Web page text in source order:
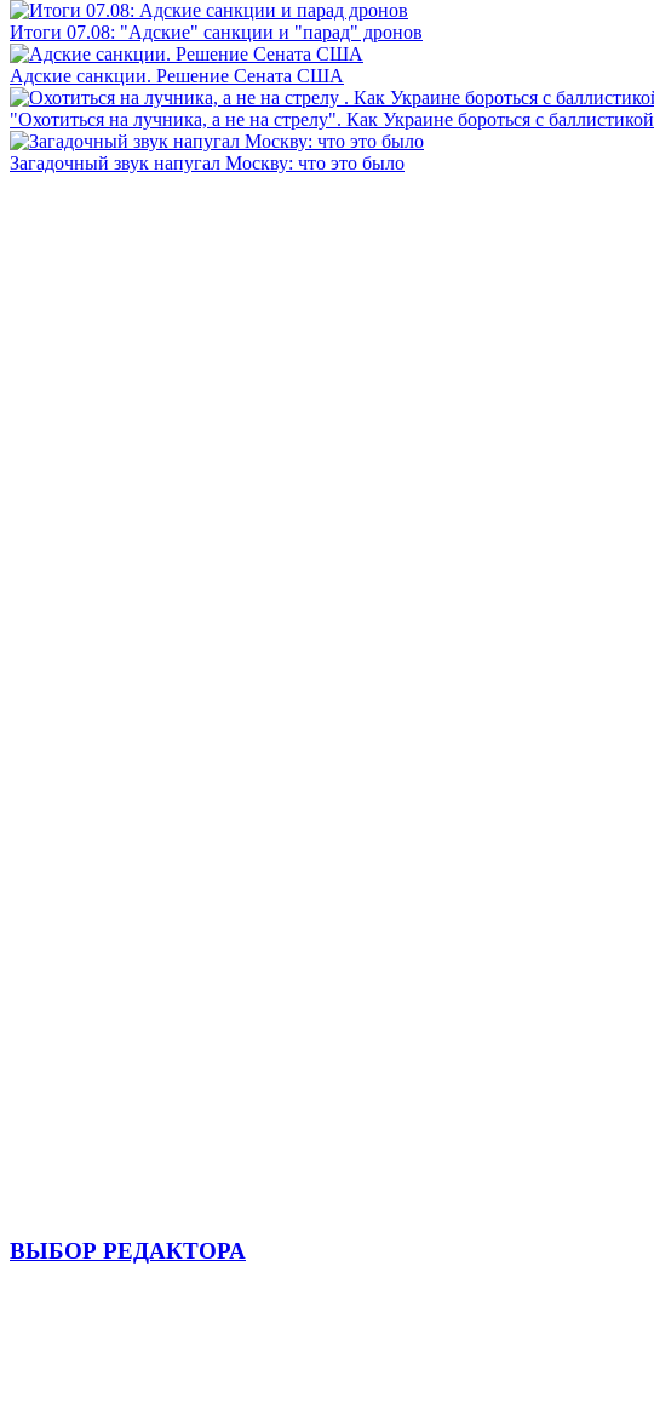
Итоги 07.08: "Адские" санкции и "парад" дронов
Адские санкции. Решение Сената США
"Охотиться на лучника, а не на стрелу". Как Украине бороться с баллистикой
Загадочный звук напугал Москву: что это было
ВЫБОР РЕДАКТОРА